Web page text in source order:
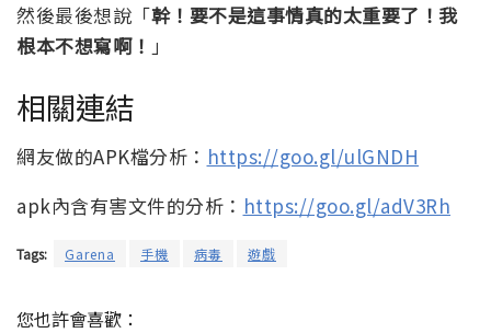
然後最後想說「幹！要不是這事情真的太重要了！我
根本不想寫啊！ 」
相關連結
網友做的APK檔分析： https://goo.gl/ulGNDH
apk內含有害文件的分析： https://goo.gl/adV3Rh
Tags: Garena 手機 病毒 遊戲
您也許會喜歡：